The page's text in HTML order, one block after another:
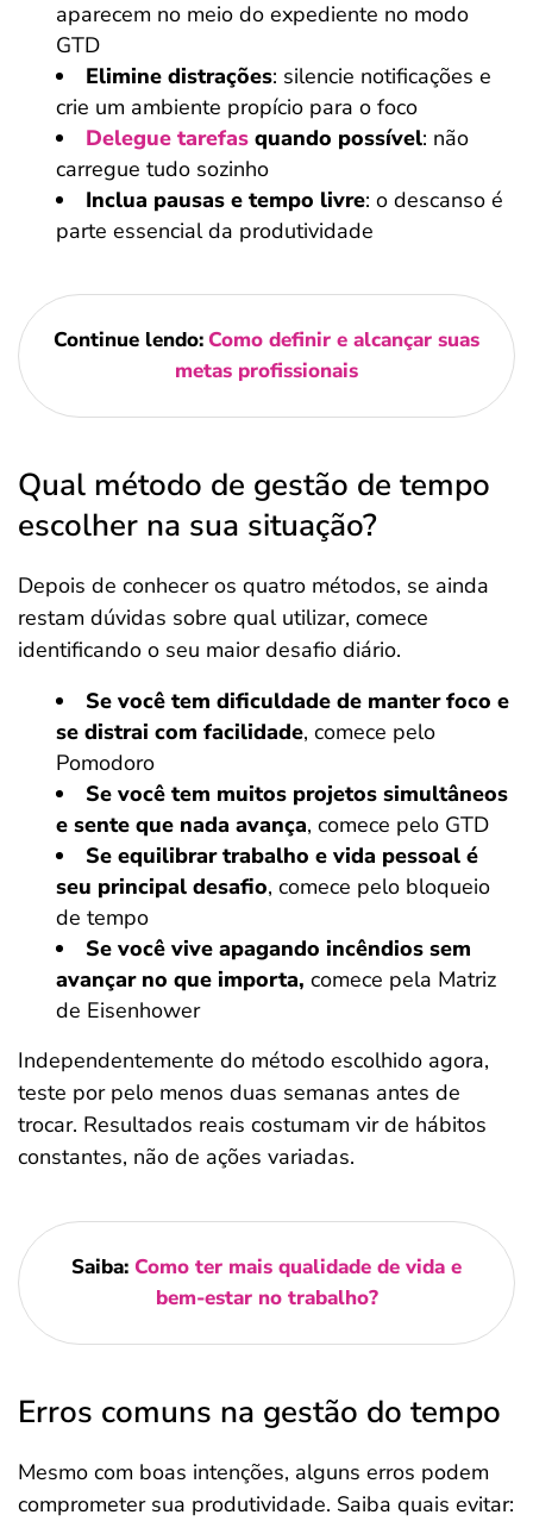
aparecem no meio do expediente no modo
GTD
Elimine distrações: silencie notificações e
crie um ambiente propício para o foco
Delegue tarefas quando possível: não
carregue tudo sozinho
Inclua pausas e tempo livre: o descanso é
parte essencial da produtividade
Continue lendo: Como definir e alcançar suas
metas profissionais
Qual método de gestão de tempo
escolher na sua situação?
Depois de conhecer os quatro métodos, se ainda
restam dúvidas sobre qual utilizar, comece
identificando o seu maior desafio diário.
Se você tem dificuldade de manter foco e
se distrai com facilidade, comece pelo
Pomodoro
Se você tem muitos projetos simultâneos
e sente que nada avança, comece pelo GTD
Se equilibrar trabalho e vida pessoal é
seu principal desafio, comece pelo bloqueio
de tempo
Se você vive apagando incêndios sem
avançar no que importa, comece pela Matriz
de Eisenhower
Independentemente do método escolhido agora,
teste por pelo menos duas semanas antes de
trocar. Resultados reais costumam vir de hábitos
constantes, não de ações variadas.
Saiba: Como ter mais qualidade de vida e
bem-estar no trabalho?
Erros comuns na gestão do tempo
Mesmo com boas intenções, alguns erros podem
comprometer sua produtividade. Saiba quais evitar: